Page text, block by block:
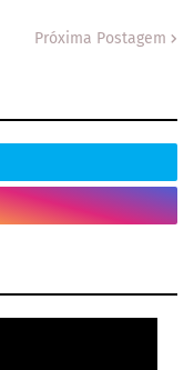
Próxima Postagem